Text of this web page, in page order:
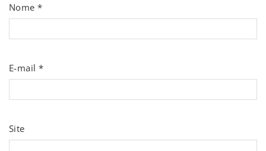
Nome*
E-mail*
Site